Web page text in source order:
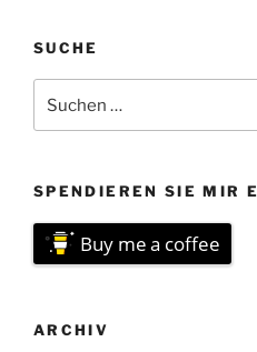
SUCHE
nach:
SPENDIEREN SIE MIR
Buy me a coffee
ARCHIV